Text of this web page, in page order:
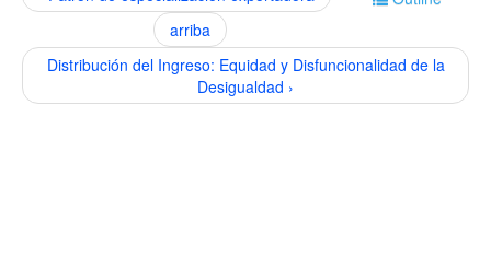
arriba
Distribución del Ingreso: Equidad y Disfuncionalidad de la
Desigualdad ›